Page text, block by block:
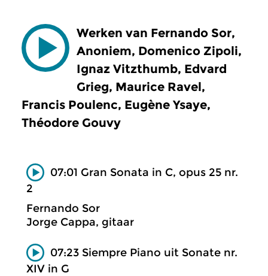
Werken van Fernando Sor,
Anoniem, Domenico Zipoli,
Ignaz Vitzthumb, Edvard
Grieg, Maurice Ravel,
Francis Poulenc, Eugène Ysaye,
Théodore Gouvy
07:01 Gran Sonata in C, opus 25 nr.
2
Fernando Sor
Jorge Cappa, gitaar
07:23 Siempre Piano uit Sonate nr.
XIV in G